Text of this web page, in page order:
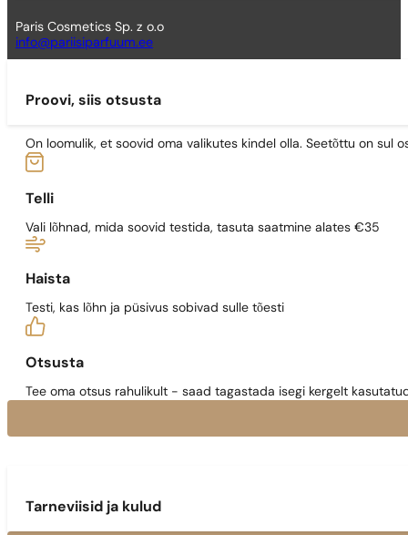
Paris Cosmetics Sp. z o.o
info@pariisiparfuum.ee
Proovi, siis otsusta
On loomulik, et soovid oma valikutes kindel olla. Seetõttu on sul
Telli
Vali lõhnad, mida soovid testida, tasuta saatmine alates €35
Haista
Testi, kas lõhn ja püsivus sobivad sulle tõesti
Otsusta
Tee oma otsus rahulikult - saad tagastada isegi kergelt
Tarneviisid ja kulud